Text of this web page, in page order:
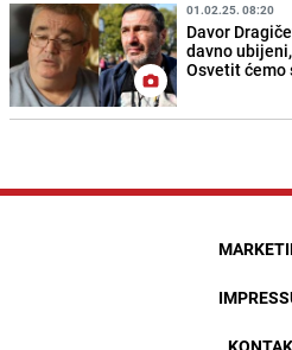
01.02.25. 08:20
Davor
davno
Osvetit ćemo